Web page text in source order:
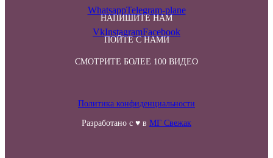
НАПИШИТЕ НАМ
WhatsappTelegram-plane
ПОЙТЕ С НАМИ
VkInstagramFacebook
СМОТРИТЕ БОЛЕЕ 100 ВИДЕО
Политика конфиденциальности
Разработано с ♥ в МГ Свежак